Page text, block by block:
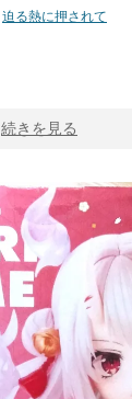
迫る熱に押されて
続きを見る